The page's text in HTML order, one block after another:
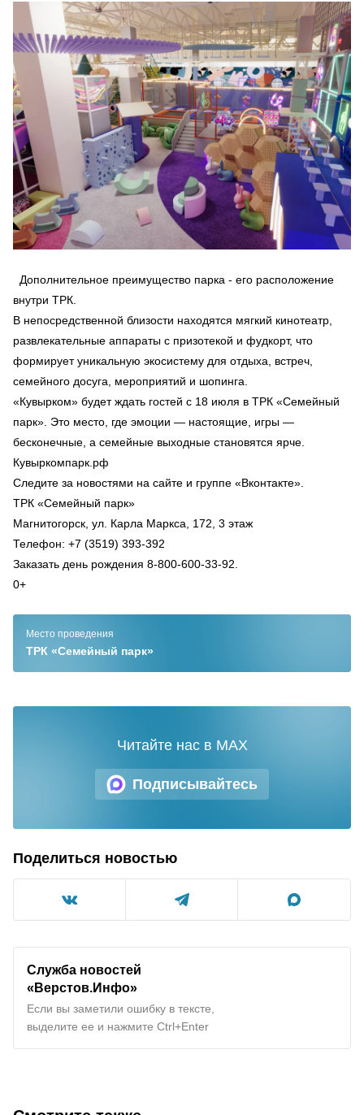
Дополнительное преимущество парка - его расположение
внутри ТРК.
В непосредственной близости находятся мягкий кинотеатр,
развлекательные аппараты с призотекой и фудкорт, что
формирует уникальную экосистему для отдыха, встреч,
семейного досуга, мероприятий и шопинга.
«Кувырком» будет ждать гостей с 18 июля в ТРК «Семейный
парк». Это место, где эмоции — настоящие, игры —
бесконечные, а семейные выходные становятся ярче.
Кувыркомпарк.рф
Следите за новостями на сайте и группе «Вконтакте».
ТРК «Семейный парк»
Магнитогорск, ул. Карла Маркса, 172, 3 этаж
Телефон: +7 (3519) 393-392
Заказать день рождения 8-800-600-33-92.
0+
Место проведения
ТРК «Семейный парк»
Подписывайтесь
Читайте нас в MAX
Поделиться новостью
Служба новостей
«Верстов.Инфо»
Если вы заметили ошибку в тексте,
выделите ее и нажмите Ctrl+Enter